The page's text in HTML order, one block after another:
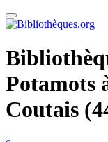
Potamots
Coutais